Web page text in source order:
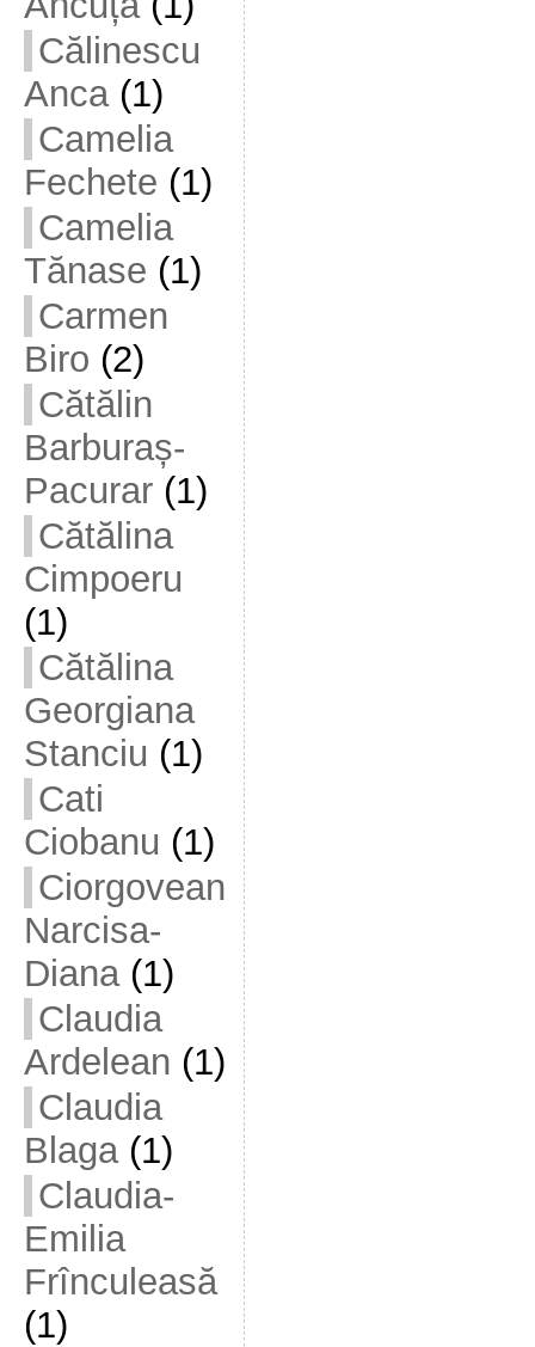
Călinescu
Anca(1)
Camelia
Fechete (1)
Camelia
Tănase (1)
Carmen
Biro (2)
Cătălin
Barburaș-
Pacurar(1)
Cătălina
Cimpoeru
(1)
Cătălina
Georgiana
Stanciu (1)
Cati
Ciobanu (1)
Ciorgovean
Narcisa-
Diana(1)
Claudia
Ardelean (1)
Claudia
Blaga(1)
Claudia-
Emilia
Frînculeasă
(1)